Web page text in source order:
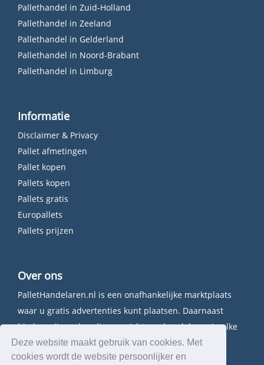
Deze website maakt gebruik van cookies. Met
cookies wordt de website persoonlijker en
Pallethandel in Zuid-Holland
Pallethandel in Zeeland
Pallethandel in Gelderland
Pallethandel in Noord-Brabant
Pallethandel in Limburg
Informatie
Disclaimer & Privacy
Pallet afmetingen
Pallet kopen
Pallets kopen
Pallets gratis
Europallets
Pallets prijzen
Over ons
PalletHandelaren.nl is een onafhankelijke marktplaats
waar u gratis advertenties kunt plaatsen. Daarnaast
bieden wij een handig overzicht van handelaren in elke
provincie.